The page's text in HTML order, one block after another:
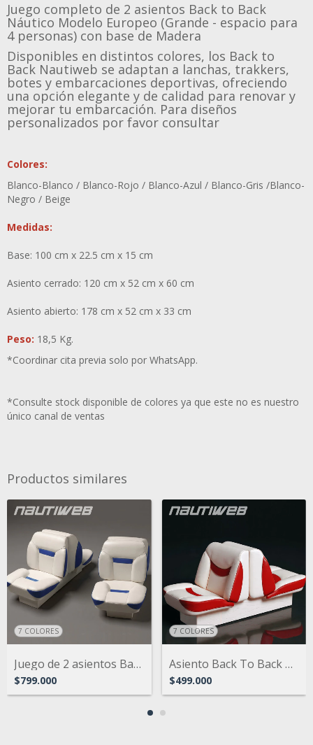
Juego completo de 2 asientos Back to Back
Náutico Modelo Europeo (Grande - espacio para
4 personas) con base de Madera
Disponibles en distintos colores, los Back to
Back Nautiweb se adaptan a lanchas, trakkers,
botes y embarcaciones deportivas, ofreciendo
una opción elegante y de calidad para renovar y
mejorar tu embarcación. Para diseños
personalizados por favor consultar
Colores:
Blanco-Blanco / Blanco-Rojo / Blanco-Azul / Blanco-Gris /Blanco-
Negro / Beige
Medidas:
Base: 100 cm x 22.5 cm x 15 cm
Asiento cerrado: 120 cm x 52 cm x 60 cm
Asiento abierto: 178 cm x 52 cm x 33 cm
Peso: 18,5 Kg.
*Coordinar cita previa solo por WhatsApp.
*Consulte stock disponible de colores ya que este no es nuestro
único canal de ventas
Productos similares
7 COLORES
Juego de 2 asientos Back To Back Náutico...
$799.000
7 COLORES
Asiento Back To Back Náutico Modelo Euro...
$499.000